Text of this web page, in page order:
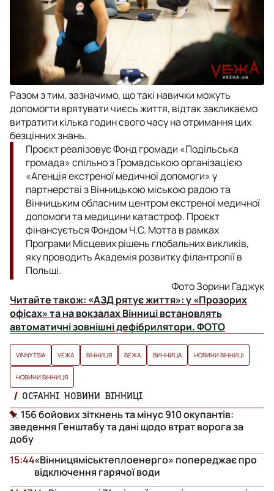
Разом з тим, зазначимо, що такі навички можуть
допомогти врятувати чиєсь життя, відтак закликаємо
витратити кілька годин свого часу на отримання цих
безцінних знань.
Проєкт реалізовує Фонд громади «Подільська
громада» спільно з Громадською організацією
«Агенція екстреної медичної допомоги» у
партнерстві з Вінницькою міською радою та
Вінницьким обласним центром екстреної медичної
допомоги та медицини катастроф. Проєкт
фінансується Фондом Ч.С. Мотта в рамках
Програми Місцевих рішень глобальних викликів,
яку проводить Академія розвитку філантропії в
Польщі.
Фото Зорини Гаджук
Читайте також: «АЗД рятує життя»: у «Прозорих
офісах» та на вокзалах Вінниці встановлять
автоматичні зовнішні дефібрилятори. ФОТО
VINNYTSIA VЕЖА ВІННИЦЯ ВЕЖА ВИННИЦА НОВИНИ ВІННИЦІ
НОВИНИ ВІННИЦЯ
ОСТАННІ НОВИНИ ВІННИЦІ
156 бойових зіткнень та мінус 910 окупантів:
зведення Генштабу та дані щодо втрат ворога за
добу
«Вінницяміськтеплоенерго» попереджає про
відключення гарячої води
15:44